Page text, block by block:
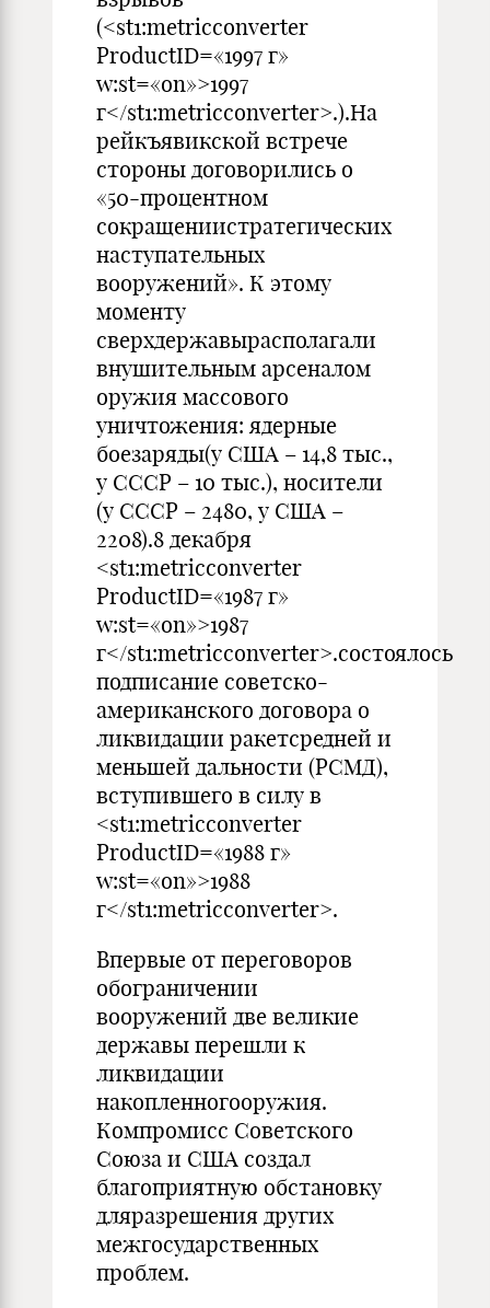
(<st1:metricconverter
ProductID=«1997 г»
w:st=«on»>1997
г</st1:metricconverter>.).На
рейкъявикской встрече
стороны договорились о
«50-процентном
сокращениистратегических
наступательных
вооружений». К этому
моменту
сверхдержавырасполагали
внушительным арсеналом
оружия массового
уничтожения: ядерные
боезаряды(у США – 14,8 тыс.,
у СССР – 10 тыс.), носители
(у СССР – 2480, у США –
2208).8 декабря
<st1:metricconverter
ProductID=«1987 г»
w:st=«on»>1987
г</st1:metricconverter>.состоялось
подписание советско-
американского договора о
ликвидации ракетсредней и
меньшей дальности (РСМД),
вступившего в силу в
<st1:metricconverter
ProductID=«1988 г»
w:st=«on»>1988
г</st1:metricconverter>.
Впервые от переговоров
обограничении
вооружений две великие
державы перешли к
ликвидации
накопленногооружия.
Компромисс Советского
Союза и США создал
благоприятную обстановку
дляразрешения других
межгосударственных
проблем.